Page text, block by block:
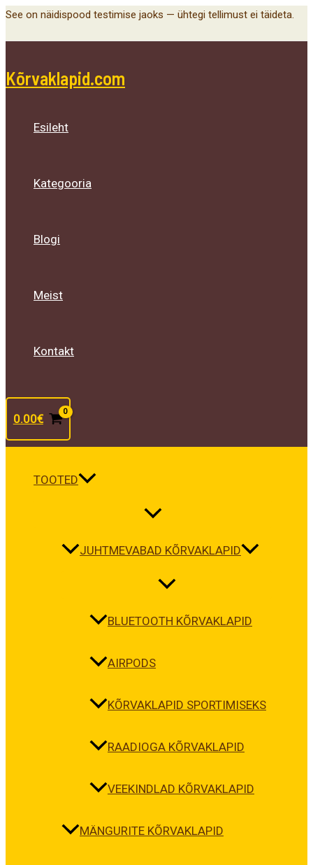
Skip
See on näidispood testimise jaoks — ühtegi tellimust ei täideta.
Kõrvaklapid.com
Esileht
Kategooria
Blogi
Meist
Kontakt
0.00€
TOOTED
Menu
Toggle
JUHTMEVABAD KÕRVAKLAPID
Menu
Toggle
BLUETOOTH KÕRVAKLAPID
AIRPODS
KÕRVAKLAPID SPORTIMISEKS
RAADIOGA KÕRVAKLAPID
VEEKINDLAD KÕRVAKLAPID
MÄNGURITE KÕRVAKLAPID
Menu
Toggle
Main
Menu